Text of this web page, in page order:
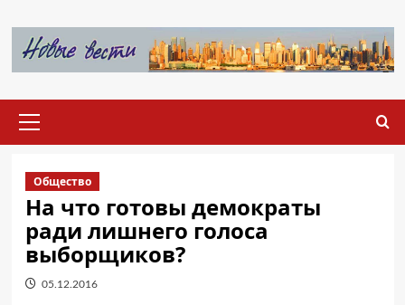
содержимому
меню
Общество
На что готовы демократы
ради лишнего голоса
выборщиков?
05.12.2016